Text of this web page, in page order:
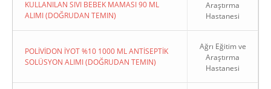
KULLANILAN SIVI BEBEK MAMASI 90 ML
ALIMI (DOĞRUDAN TEMIN)
Araştırma
Hastanesi
POLİVİDON İYOT %10 1000 ML ANTİSEPTİK
SOLÜSYON ALIMI (DOĞRUDAN TEMIN)
Ağrı Eğitim ve
Araştırma
Hastanesi